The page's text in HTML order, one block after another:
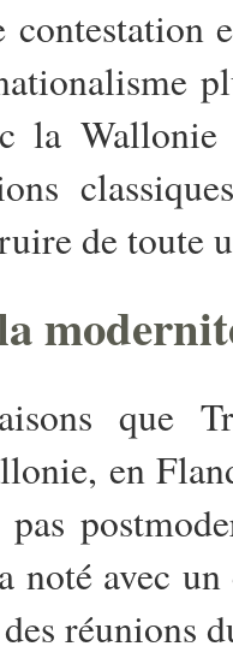
la
de toute
que
en
noté avec
réunions